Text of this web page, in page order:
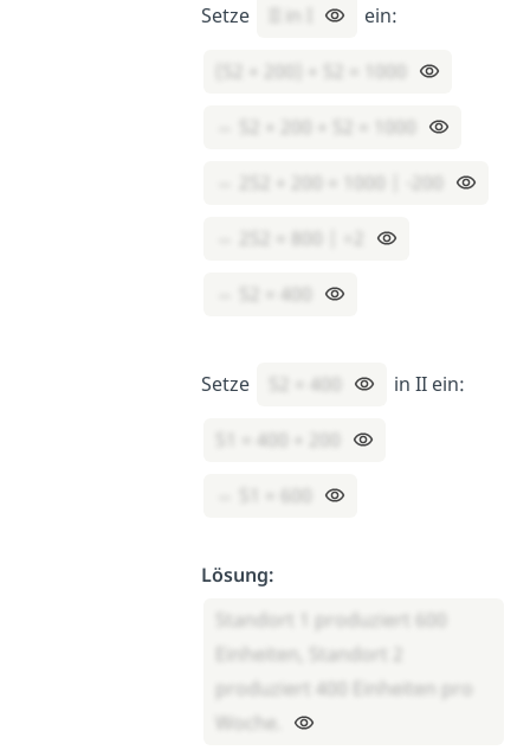
Setze ein:
⇔ S2 = 400
Setze S2 = 400 in II ein:
S1 = 400 + 200
Lösung:
Standort 1 produziert 600
Einheiten, Standort 2
produziert 400 Einheiten pro
Woche.